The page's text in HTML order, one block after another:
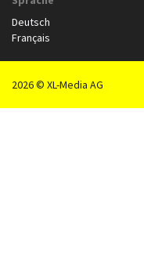
Deutsch
Français
2026 © XL-Media AG